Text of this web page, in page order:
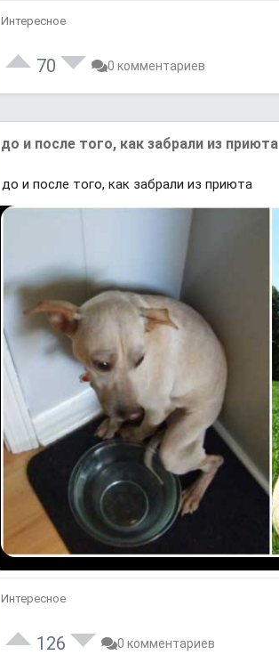
Интересное
70 0 комментариев
до и после того, как забрали из приюта
до и после того, как забрали из приюта
Интересное
126 0 комментариев